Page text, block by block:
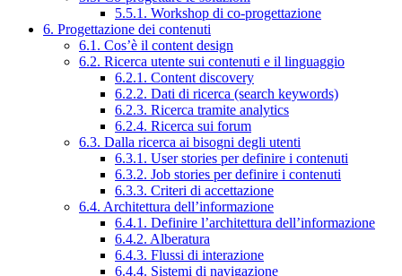
5.5.1. Workshop di co-progettazione
6. Progettazione dei contenuti
6.1. Cos’è il content design
6.2. Ricerca utente sui contenuti e il linguaggio
6.2.1. Content discovery
6.2.2. Dati di ricerca (search keywords)
6.2.3. Ricerca tramite analytics
6.2.4. Ricerca sui forum
6.3. Dalla ricerca ai bisogni degli utenti
6.3.1. User stories per definire i contenuti
6.3.2. Job stories per definire i contenuti
6.3.3. Criteri di accettazione
6.4. Architettura dell’informazione
6.4.1. Definire l’architettura dell’informazione
6.4.2. Alberatura
6.4.3. Flussi di interazione
6.4.4. Sistemi di navigazione